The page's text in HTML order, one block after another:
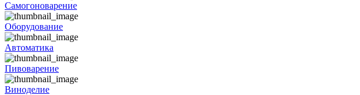
Самогоноварение
Оборудование
Автоматика
Пивоварение
Виноделие